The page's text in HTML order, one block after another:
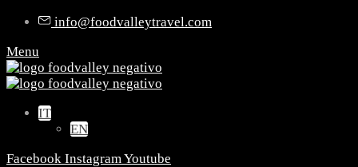
info@foodvalleytravel.com
Menu
IT
EN
Facebook InstagramYoutube